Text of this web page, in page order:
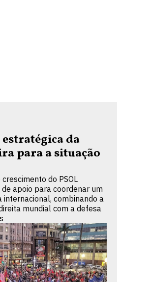
da
para a situação
do PSOL
apoio para coordenar um
combinando a
mundial com a defesa